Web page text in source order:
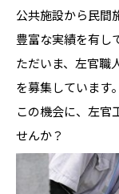
公共施設から民間
豊富な実績を有し
ただいま、左官職
を募集しています。
この機会に、左官
せんか？